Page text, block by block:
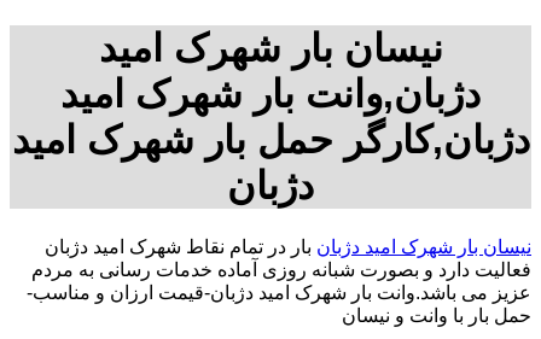
نیسان بار شهرک امید
دژبان,وانت بار شهرک امید
دژبان,کارگر حمل بار شهرک امید
دژبان
نیسان بار شهرک امید دژبان بار در تمام نقاط شهرک امید دژبان
فعالیت دارد و بصورت شبانه روزی آماده خدمات رسانی به مردم
عزیز می باشد.وانت بار شهرک امید دژبان-قیمت ارزان و مناسب-
حمل بار با وانت و نیسان